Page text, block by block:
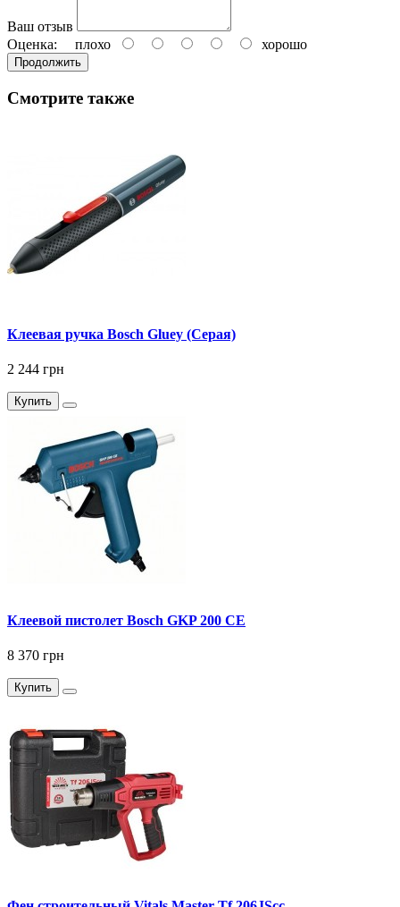
Ваш отзыв
Оценка: плохо хорошо
Продолжить
Смотрите также
Клеевая ручка Bosch Gluey (Серая)
2 244 грн
Купить
Клеевой пистолет Bosch GKP 200 CE
8 370 грн
Купить